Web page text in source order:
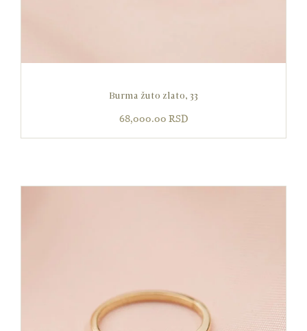
Burma žuto zlato, 33
68,000.00 RSD